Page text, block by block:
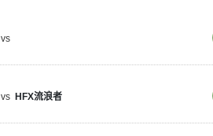
vs
vs HFX流浪者